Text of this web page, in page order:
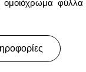
ομοιόχρωμα